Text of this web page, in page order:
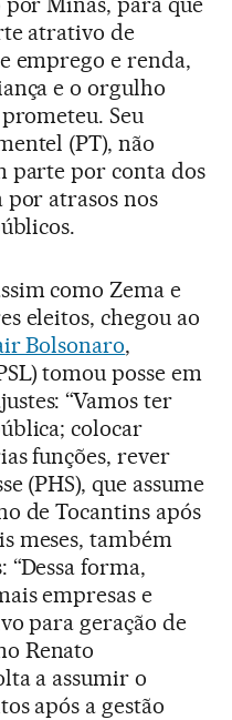
atrativo de
emprego e renda,
e o orgulho
Seu
(PT), não
parte por conta dos
por atrasos nos
como Zema e
eleitos, chegou ao
Bolsonaro,
tomou posse em
“Vamos ter
colocar
funções, rever
(PHS), que assume
de Tocantins após
meses, também
forma,
empresas e
para geração de
Renato
a assumir o
após a gestão